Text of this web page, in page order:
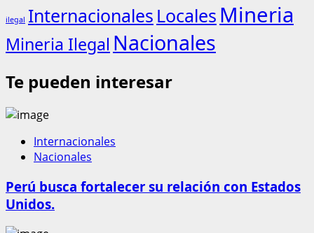
ilegal Internacionales Locales Mineria
Mineria Ilegal Nacionales
Te pueden interesar
Internacionales
Nacionales
Perú busca fortalecer su relación con Estados
Unidos.